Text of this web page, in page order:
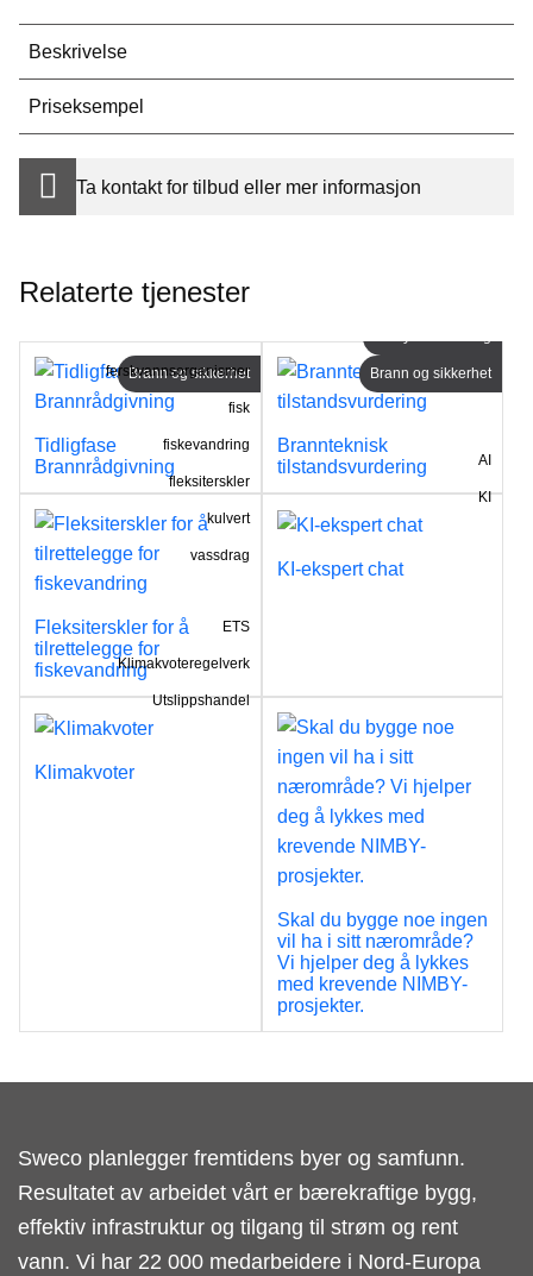
Beskrivelse
Priseksempel
Ta kontakt for tilbud eller mer informasjon
Relaterte tjenester
Brann og sikkerhet
Tidligfase
Brannrådgivning
Brann og sikkerhet
Brannteknisk
tilstandsvurdering
ferskvannsorganismer
fisk
fiskevandring
fleksiterskler
kulvert
vassdrag
Fleksiterskler for å
tilrettelegge for
fiskevandring
AI
KI
KI-ekspert chat
ETS
Klimakvoteregelverk
Utslippshandel
Klimakvoter
Skal du bygge noe ingen
vil ha i sitt nærområde?
Vi hjelper deg å lykkes
med krevende NIMBY-
prosjekter.
Sweco planlegger fremtidens byer og samfunn.
Resultatet av arbeidet vårt er bærekraftige bygg,
effektiv infrastruktur og tilgang til strøm og rent
vann. Vi har 22 000 medarbeidere i Nord-Europa